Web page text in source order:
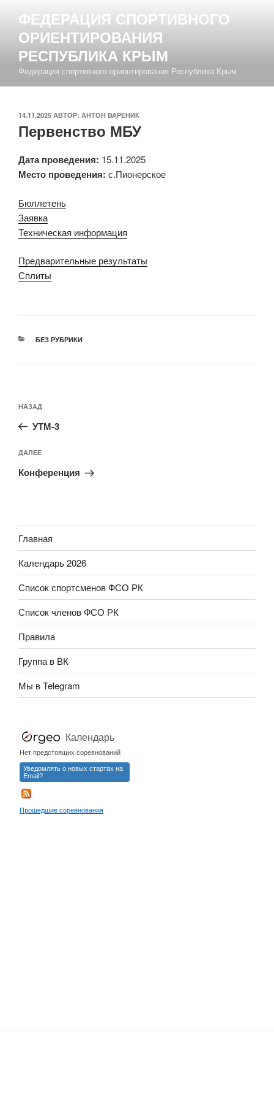
содержимому
ФЕДЕРАЦИЯ СПОРТИВНОГО
ОРИЕНТИРОВАНИЯ
РЕСПУБЛИКА КРЫМ
Федерация спортивного ориентирования Республика Крым
ОПУБЛИКОВАНО
14.11.2025 АВТОР: АНТОН ВАРЕНИК
Первенство МБУ
Дата проведения: 15.11.2025
Место проведения: с.Пионерское
Бюллетень
Заявка
Техническая информация
Предварительные результаты
Сплиты
РУБРИКИ
БЕЗ РУБРИКИ
по
записям
Предыдущая
запись:
НАЗАД
УТМ-3
Следующая
запись
ДАЛЕЕ
Конференция
Главная
Календарь 2026
Список спортсменов ФСО РК
Список членов ФСО РК
Правила
Группа в ВК
Мы в Telegram